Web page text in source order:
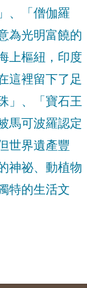
、「僧伽羅
為光明富饒的
上樞紐，印度
這裡留下了足
」、「寶石王
馬可波羅認定
世界遺產豐
神祕、動植物
特的生活文